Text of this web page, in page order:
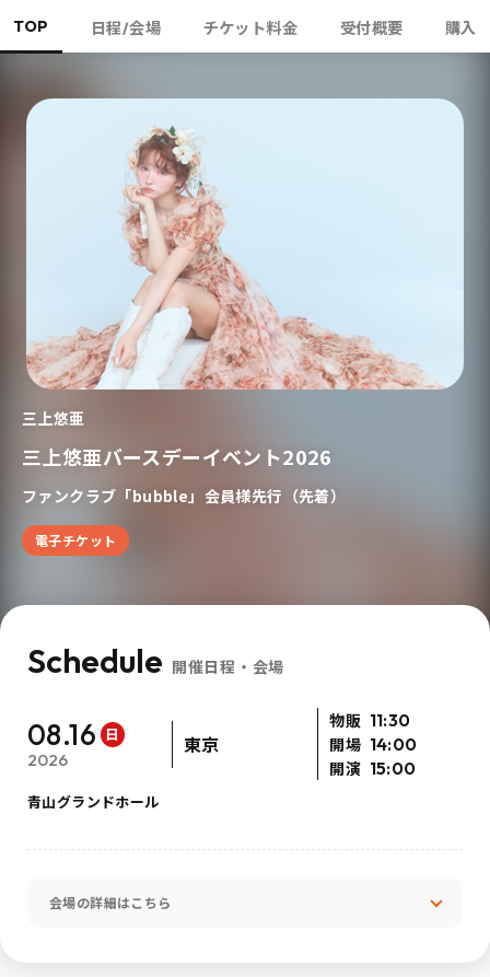
TOP 日程/会場 チケット料金 受付概要 購入
三上悠亜
三上悠亜バースデーイベント2026
ファンクラブ「bubble」会員様先行（先着）
電子チケット
Schedule 開催日程・会場
08.16 日
2026
東京
物販 11:30
開場 14:00
開演 15:00
青山グランドホール
会場の詳細はこちら